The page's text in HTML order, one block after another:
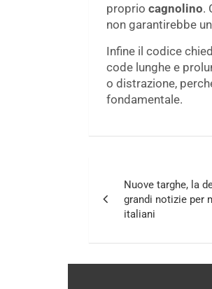
proprio cagnolino.
non garantirebbe
Infine il codice
code lunghe e
o distrazione,
fondamentale.
articoli
Nuove targhe, la
grandi notizie per
italiani